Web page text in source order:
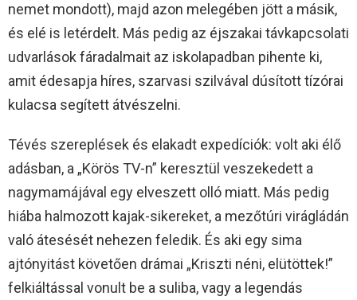
nemet mondott), majd azon melegében jött a másik,
és elé is letérdelt. Más pedig az éjszakai távkapcsolati
udvarlások fáradalmait az iskolapadban pihente ki,
amit édesapja híres, szarvasi szilvával dúsított tízórai
kulacsa segített átvészelni.
Tévés szereplések és elakadt expedíciók: volt aki élő
adásban, a „Körös TV-n” keresztül veszekedett a
nagymamájával egy elveszett olló miatt. Más pedig
hiába halmozott kajak-sikereket, a mezőtúri virágládán
való átesését nehezen feledik. És aki egy sima
ajtónyitást követően drámai „Kriszti néni, elütöttek!”
felkiáltással vonult be a suliba, vagy a legendás